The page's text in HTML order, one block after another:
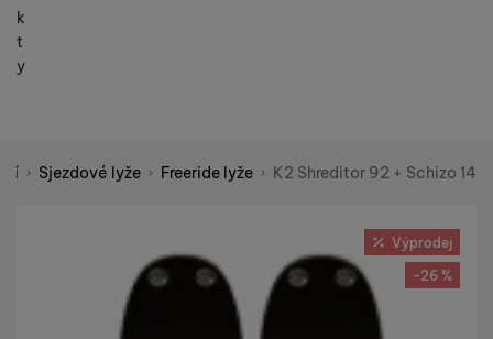
k
t
y
Sjezdové lyže Freeride lyže K2 Shreditor 92 + Schizo 14
Výprodej
-26 %